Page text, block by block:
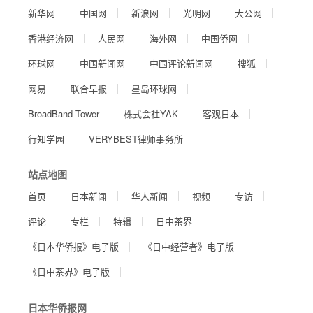
新华网 中国网 新浪网 光明网
大公网
香港经济网
人民网 海外网
中国侨网
环球网
中国新闻网 中国评论新闻网
搜狐
网易
联合早报
星岛环球网
BroadBand Tower
株式会社YAK
客观日本
行知学园
VERYBEST律师事务所
站点地图
首页 日本新闻 华人新闻 视频
专访
评论
专栏 特辑
日中茶界
《日本华侨报》电子版
《日中经营者》电子版
《日中茶界》电子版
日本华侨报网